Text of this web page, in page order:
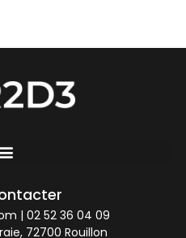
| 02 52 36 04 09
72700 Rouillon